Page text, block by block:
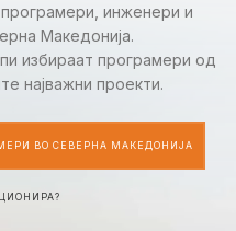
програмери, инженери и
Македонија.
избираат програмери од
најважни проекти.
ВО СЕВЕРНА МАКЕДОНИЈА